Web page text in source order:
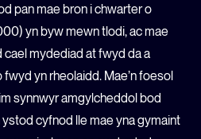
pan mae bron i chwarter o
yn byw mewn tlodi, ac mae
cael mydediad at fwyd da a
yn rheolaidd. Mae’n foesol
synnwyr amgylcheddol bod
cyfnod lle mae yna gymaint